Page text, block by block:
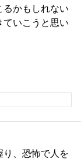
るかもしれない
ていこうと思い
り、恐怖で人を